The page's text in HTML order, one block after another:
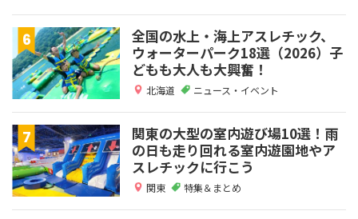
全国の水上・海上アスレチック、
ウォーターパーク18選（2026）子
どもも大人も大興奮！
北海道 ニュース・イベント
関東の大型の室内遊び場10選！雨
の日も走り回れる室内遊園地やア
スレチックに行こう
関東 特集＆まとめ